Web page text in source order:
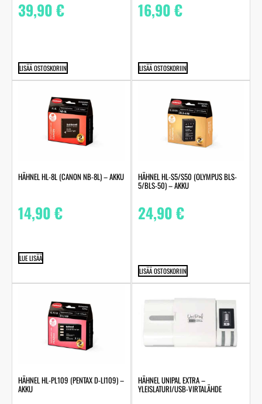
39,90€
LISÄÄ OSTOSKORIIN
16,90€
LISÄÄ OSTOSKORIIN
HÄHNEL HL-8L (CANON NB-8L) – AKKU
14,90€
LUE LISÄÄ
HÄHNEL HL-S5/S50 (OLYMPUS BLS-
5/BLS-50) – AKKU
24,90€
LISÄÄ OSTOSKORIIN
HÄHNEL HL-PL109 (PENTAX D-LI109) –
AKKU
HÄHNEL UNIPAL EXTRA –
YLEISLATURI/USB-VIRTALÄHDE